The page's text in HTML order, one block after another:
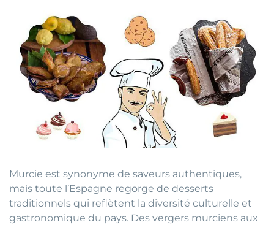
Murcie est synonyme de saveurs authentiques,
mais toute l’Espagne regorge de desserts
traditionnels qui reflètent la diversité culturelle et
gastronomique du pays. Des vergers murciens aux